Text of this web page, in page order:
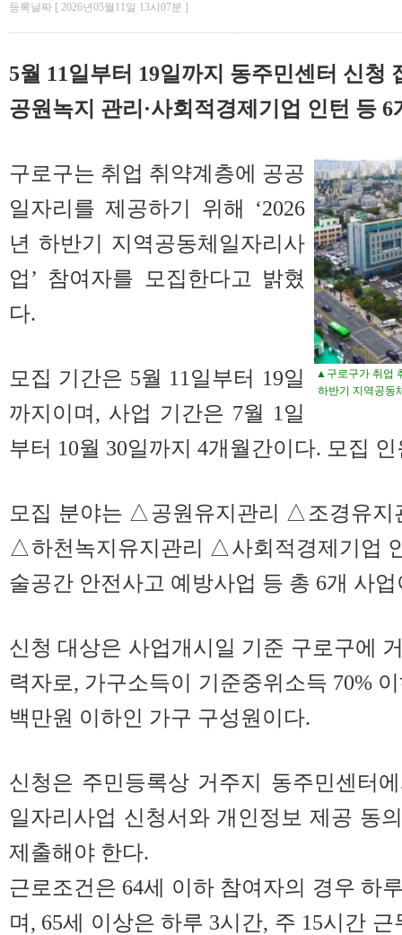
등록날짜 [ 2026년05월11일 13시07분 ]
5월 11일부터 19일까지 동주민센터 신청
공원녹지 관리·사회적경제기업 인턴 등 6
▲구로구가 취업
하반기 지역공동
구로구는 취업 취약계층에 공공
일자리를 제공하기 위해 ‘2026
년 하반기 지역공동체일자리사
업’ 참여자를 모집한다고 밝혔
다.
모집 기간은 5월 11일부터 19일
까지이며, 사업 기간은 7월 1일
부터 10월 30일까지 4개월간이다. 모집
모집 분야는 △공원유지관리 △조경유
△하천녹지유지관리 △사회적경제기업
술공간 안전사고 예방사업 등 총 6개 사업
신청 대상은 사업개시일 기준 구로구에
력자로, 가구소득이 기준중위소득 70%
백만원 이하인 가구 구성원이다.
신청은 주민등록상 거주지 동주민센터
일자리사업 신청서와 개인정보 제공 동
제출해야 한다.
근로조건은 64세 이하 참여자의 경우 하
며, 65세 이상은 하루 3시간, 주 15시간